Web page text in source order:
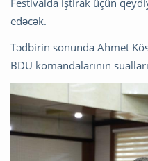
Festivalda iştirak üçün
edəcək.
Tədbirin sonunda Ahmet
BDU komandalarının